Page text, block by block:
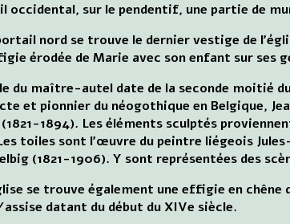
occidental, sur le pendentif, une partie de
nord se trouve le dernier vestige de
érodée de Marie avec son enfant sur ses
du maître-autel date de la seconde moitié
et pionnier du néogothique en Belgique,
1894). Les éléments sculptés
toiles sont l'œuvre du peintre liégeois
(1821-1906). Y sont représentées des
se trouve également une effigie en chêne
datant du début du XIVe siècle.